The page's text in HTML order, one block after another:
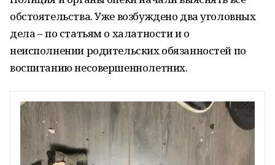
обстоятельства. Уже возбуждено два уголовных
дела – по статьям о халатности и о
неисполнении родительских обязанностей по
воспитанию несовершеннолетних.